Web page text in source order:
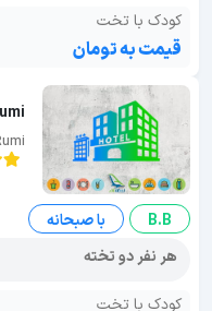
کودک با تخت
قیمت به تومان
B.B
با صبحانه
هر نفر دو تخته
کودک با تخت